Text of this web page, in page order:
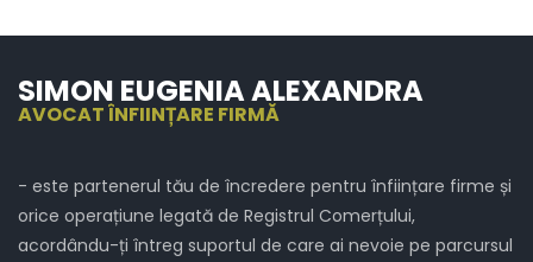
SIMON EUGENIA ALEXANDRA
AVOCAT ÎNFIINȚARE FIRMĂ
- este partenerul tău de încredere pentru înființare firme și
orice operațiune legată de Registrul Comerțului,
acordându-ți întreg suportul de care ai nevoie pe parcursul